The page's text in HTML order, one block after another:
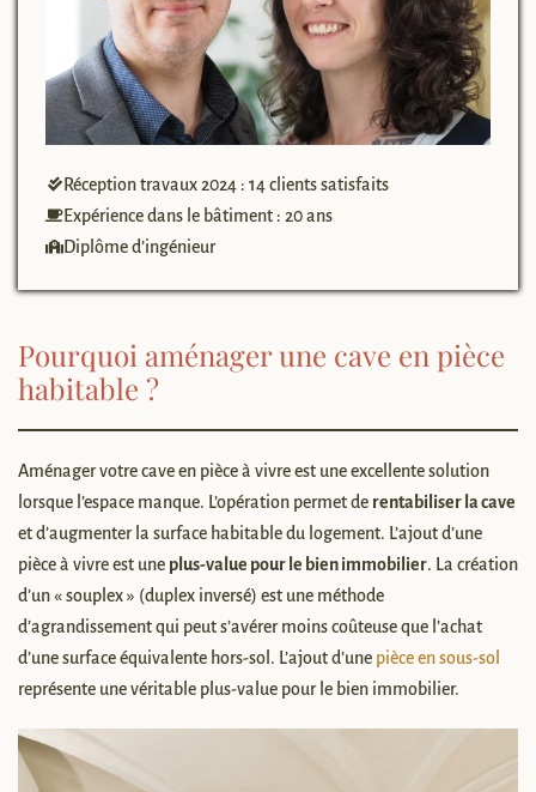
Réception travaux 2024 : 14 clients satisfaits
Expérience dans le bâtiment : 20 ans
Diplôme d’ingénieur
Pourquoi aménager une cave en pièce
habitable ?
Aménager votre cave en pièce à vivre est une excellente solution
lorsque l’espace manque. L’opération permet de rentabiliser la cave
et d’augmenter la surface habitable du logement. L’ajout d’une
pièce à vivre est une plus-value pour le bien immobilier. La création
d’un « souplex » (duplex inversé) est une méthode
d’agrandissement qui peut s’avérer moins coûteuse que l’achat
d’une surface équivalente hors-sol. L’ajout d’une pièce en sous-sol
représente une véritable plus-value pour le bien immobilier.